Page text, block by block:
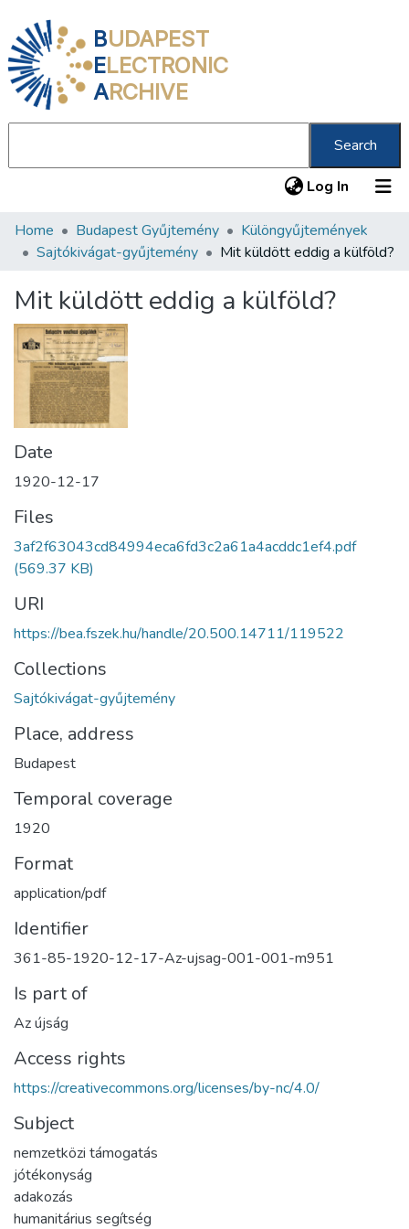
BUDAPEST
ELECTRONIC
ARCHIVE
Search
Log In (current)
Communities & Collections
Statistics
About us
Home Budapest Gyűjtemény
Különgyűjtemények
Sajtókivágat-gyűjtemény
Mit küldött eddig a külföld?
Mit küldött eddig a külföld?
Date
1920-12-17
Files
3af2f63043cd84994eca6fd3c2a61a4acddc1ef4.pdf
(569.37 KB)
URI
https://bea.fszek.hu/handle/20.500.14711/119522
Collections
Sajtókivágat-gyűjtemény
Place, address
Budapest
Temporal coverage
1920
Format
application/pdf
Identifier
361-85-1920-12-17-Az-ujsag-001-001-m951
Is part of
Az újság
Access rights
https://creativecommons.org/licenses/by-nc/4.0/
Subject
nemzetközi támogatás
jótékonyság
adakozás
humanitárius segítség